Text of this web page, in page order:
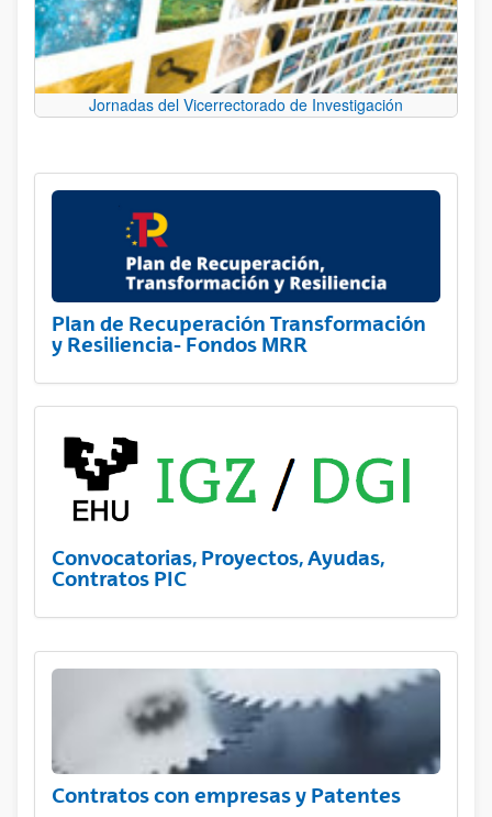
Jornadas del Vicerrectorado de Investigación
Plan de Recuperación Transformación
y Resiliencia- Fondos MRR
Convocatorias, Proyectos, Ayudas,
Contratos PIC
Contratos con empresas y Patentes